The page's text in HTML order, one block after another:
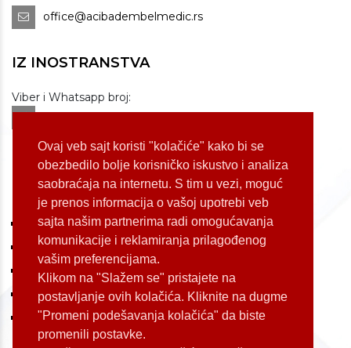
Ovaj veb sajt koristi "kolačiće" kako bi se
obezbedilo bolje korisničko iskustvo i analiza
saobraćaja na internetu. S tim u vezi, moguć
je prenos informacija o vašoj upotrebi veb
sajta našim partnerima radi omogućavanja
komunikacije i reklamiranja prilagođenog
vašim preferencijama.
Klikom na "Slažem se" pristajete na
postavljanje ovih kolačića. Kliknite na dugme
"Promeni podešavanja kolačića" da biste
promenili postavke.
office@acibadembelmedic.rs
IZ INOSTRANSTVA
Viber i Whatsapp broj:
+381 60 309 1070
Dostupnost: od 07 do 22h
LOKACIJE
Koste Jovanovića 87 (Voždovac)
Bulevar Oslobođenja 155 (Voždovac)
Bulevar Oslobođenja 165 (Voždovac)
Kneginje Zorke 7 (Slavija)
Palmira Toljatija 1 (Novi Beograd)